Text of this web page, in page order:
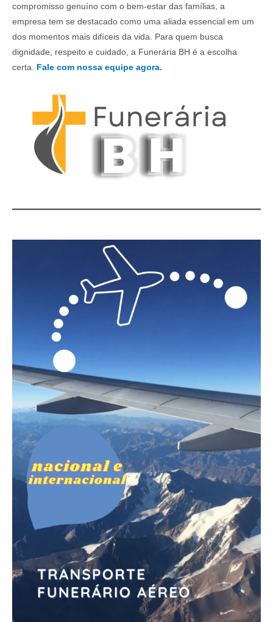
compromisso genuíno com o bem-estar das famílias, a
empresa tem se destacado como uma aliada essencial em um
dos momentos mais difíceis da vida. Para quem busca
dignidade, respeito e cuidado, a Funerária BH é a escolha
certa. Fale com nossa equipe agora.